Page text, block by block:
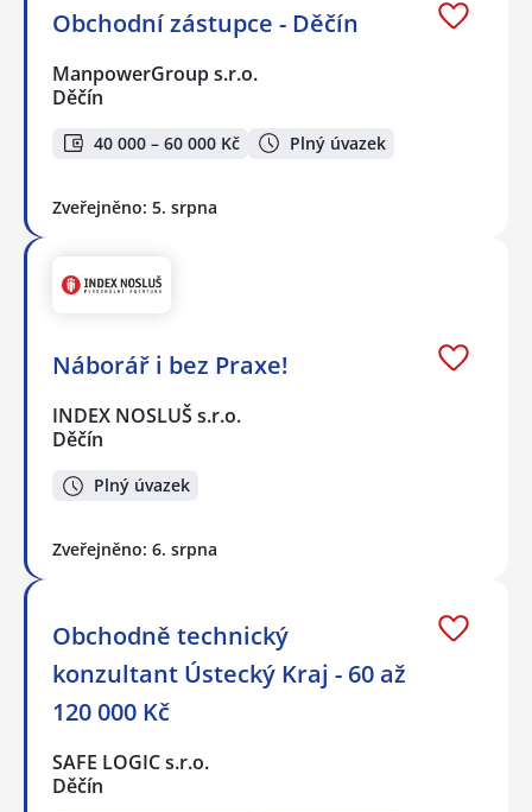
Obchodní zástupce - Děčín
ManpowerGroup s.r.o.
Děčín
40 000 – 60 000 Kč Plný úvazek
Zveřejněno: 5. srpna
Náborář i bez Praxe!
INDEX NOSLUŠ s.r.o.
Děčín
Plný úvazek
Zveřejněno: 6. srpna
Obchodně technický
konzultant Ústecký Kraj - 60 až
120 000 Kč
SAFE LOGIC s.r.o.
Děčín